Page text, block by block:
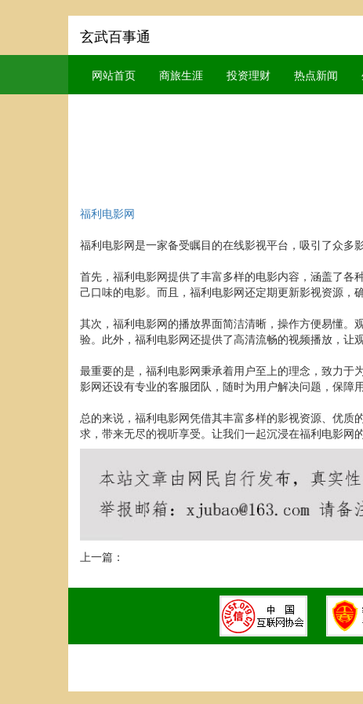
玄武百事通
网站首页 商旅生涯 投资理财 热点新闻
福利电影网
福利电影网是一家备受瞩目的在线影视平台，吸引了众多
首先，福利电影网提供了丰富多样的电影内容，涵盖了
己口味的电影。而且，福利电影网还定期更新影视资源，
其次，福利电影网的播放界面简洁清晰，操作方便易懂
验。此外，福利电影网还提供了高清流畅的视频播放，让
最重要的是，福利电影网秉承着用户至上的理念，致力
影网还设有专业的客服团队，随时为用户解决问题，保障
总的来说，福利电影网凭借其丰富多样的影视资源、优
求，带来无尽的视听享受。让我们一起沉浸在福利电影网
上一篇：